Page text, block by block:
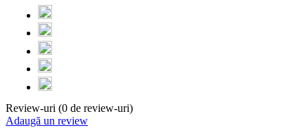
Review-uri (0 de review-uri)
Adaugă un review